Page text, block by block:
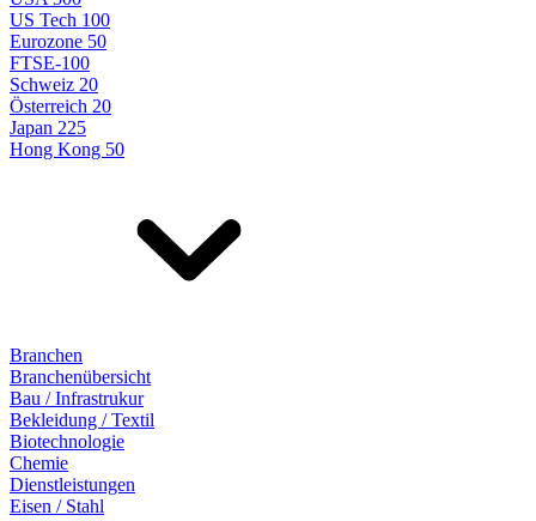
US Tech 100
Eurozone 50
FTSE-100
Schweiz 20
Österreich 20
Japan 225
Hong Kong 50
Branchen
Branchenübersicht
Bau / Infrastrukur
Bekleidung / Textil
Biotechnologie
Chemie
Dienstleistungen
Eisen / Stahl